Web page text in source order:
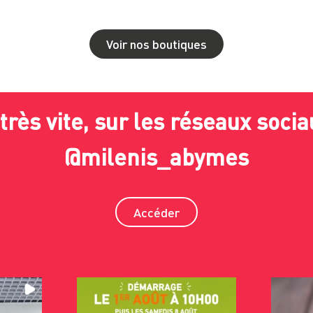
Voir nos boutiques
vite, sur les réseaux
@milenis_abymes
Accéder